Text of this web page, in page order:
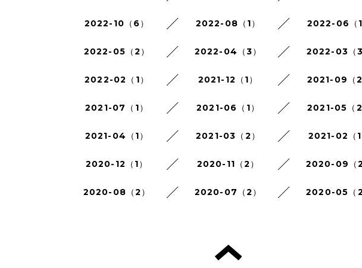
2022-10（6） 2022-08（1） 2022-06（1
2022-05（2） 2022-04（3） 2022-03（3
2022-02（1） 2021-12（1） 2021-09（2
2021-07（1） 2021-06（1） 2021-05（2
2021-04（1） 2021-03（2） 2021-02（1
2020-12（1） 2020-11（2） 2020-09（2
2020-08（2） 2020-07（2） 2020-05（2